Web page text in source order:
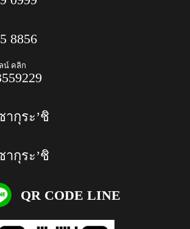
8856
น์ คลิก
กุระ’ชิ
กุระ’ชิ
QR CODE LINE